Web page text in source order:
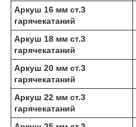
Аркуш 16 мм ст.3
гарячекатаний
Аркуш 18 мм ст.3
гарячекатаний
Аркуш 20 мм ст.3
гарячекатаний
Аркуш 22 мм ст.3
гарячекатаний